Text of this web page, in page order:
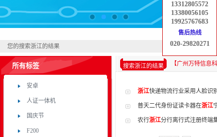
您的搜索浙江的结果
所有标签
安卓
人证一体机
国庆节
F200
搜索浙江的结果 【广州万特信息
浙江快递物流行业采用人脸识
普天二代身份证读卡器在浙江
农行浙江分行离行式注册终端
13312805572
13380056105
19925767683
售后热线
020-29820271